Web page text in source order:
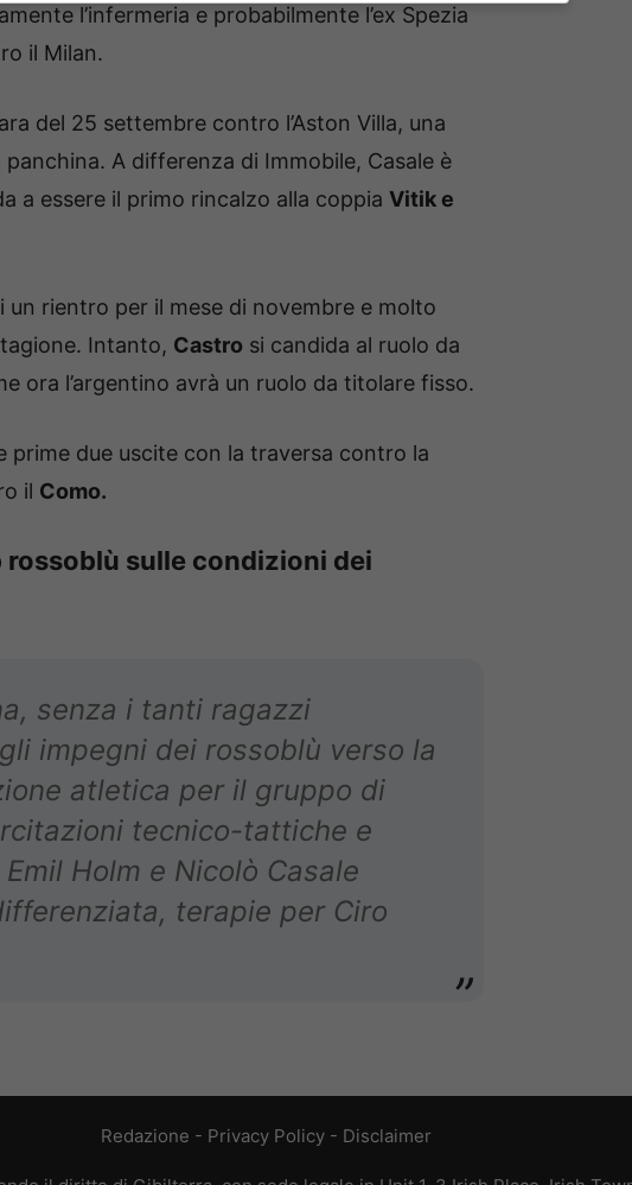
l’infermeria e probabilmente l’ex Spezia
il Milan.
del 25 settembre contro l’Aston Villa, una
A differenza di Immobile, Casale è
a essere il primo rincalzo alla coppia Vitik e
rientro per il mese di novembre e molto
Intanto, Castro si candida al ruolo da
ora l’argentino avrà un ruolo da titolare fisso.
prime due uscite con la traversa contro la
il Como.
sulle condizioni dei
senza i tanti ragazzi
impegni dei rossoblù verso la
atletica per il gruppo di
tecnico-tattiche e
Holm e Nicolò Casale
terapie per Ciro
Redazione - Privacy Policy- Disclaimer